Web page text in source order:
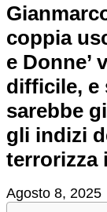
coppia
e Donne’
difficile, e
sarebbe
gli indizi
terrorizza
Agosto 8, 2025